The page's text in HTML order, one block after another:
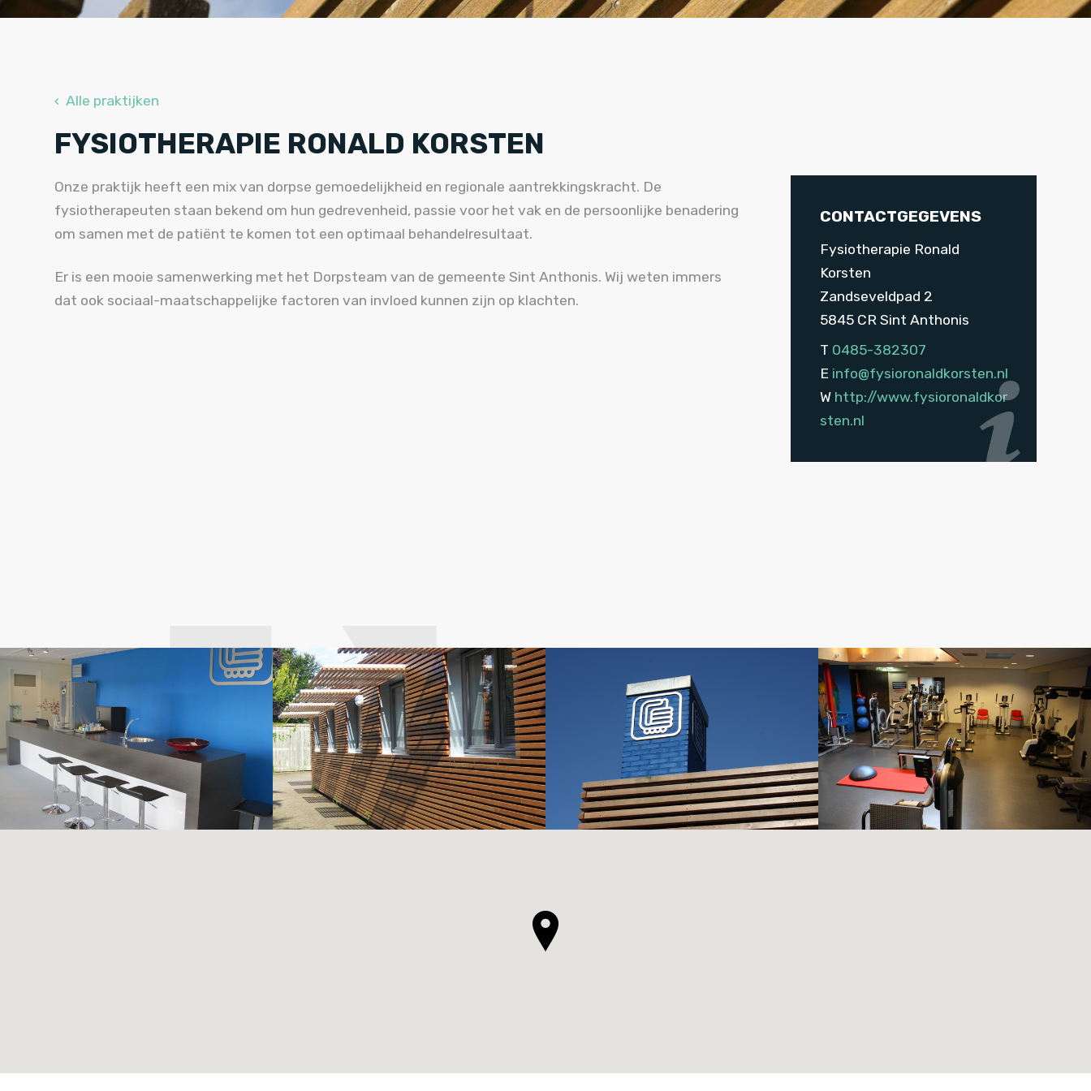
‹ Alle praktijken
FYSIOTHERAPIE RONALD KORSTEN
Onze praktijk heeft een mix van dorpse gemoedelijkheid en regionale aantrekkingskracht. De
fysiotherapeuten staan bekend om hun gedrevenheid, passie voor het vak en de persoonlijke benadering
om samen met de patiënt te komen tot een optimaal behandelresultaat.
Er is een mooie samenwerking met het Dorpsteam van de gemeente Sint Anthonis. Wij weten immers
dat ook sociaal-maatschappelijke factoren van invloed kunnen zijn op klachten.
CONTACTGEGEVENS
Fysiotherapie Ronald
Korsten
Zandseveldpad 2
5845 CR Sint Anthonis
T 0485-382307
E info@fysioronaldkorsten.nl
W http://www.fysioronaldkor
sten.nl